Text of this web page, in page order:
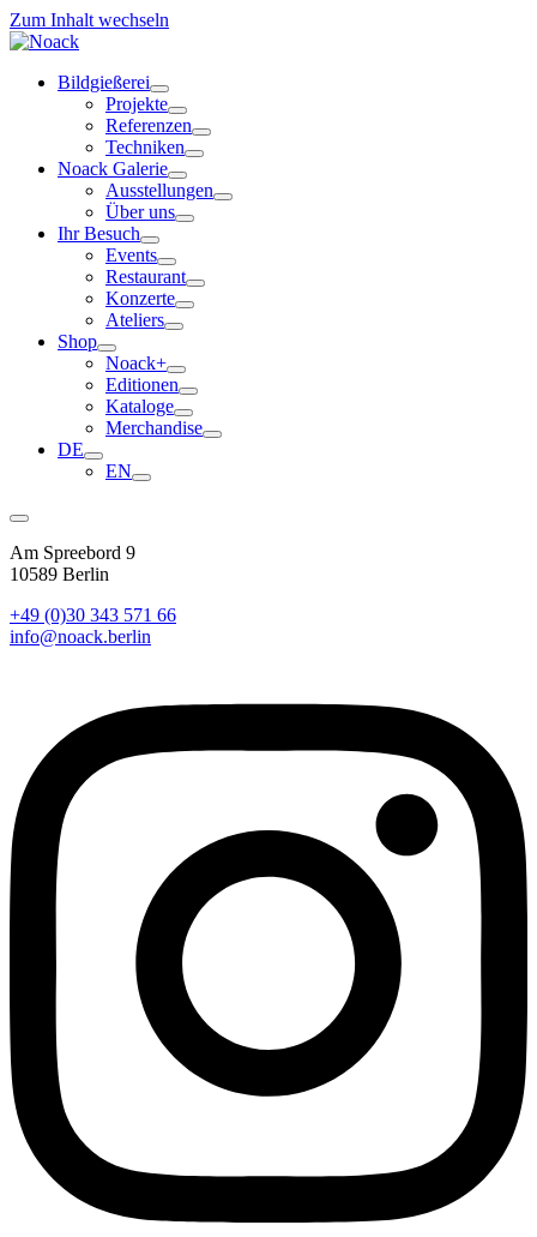
Zum Inhalt wechseln
Bildgießerei
Projekte
Referenzen
Techniken
Noack Galerie
Ausstellungen
Über uns
Ihr Besuch
Events
Restaurant
Konzerte
Ateliers
Shop
Noack+
Editionen
Kataloge
Merchandise
DE
EN
Am Spreebord 9
10589 Berlin
+49 (0)30 343 571 66
info@noack.berlin